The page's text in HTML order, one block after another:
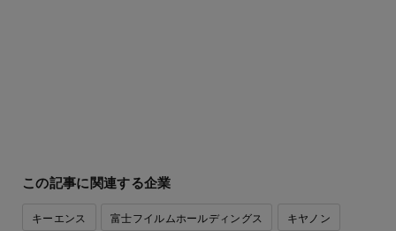
この記事に関連する企業
キーエンス 富士フイルムホールディングス キヤノン